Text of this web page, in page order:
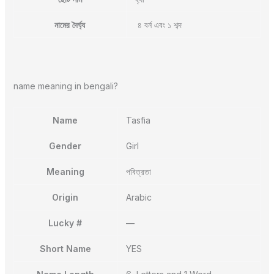
নামের দৈর্ঘ্য ৪ বর্ন এবং ১ শব্দ
name meaning in bengali?
Name Tasfia
Gender Girl
Meaning পবিত্রতা
Origin Arabic
Lucky # —
Short Name YES